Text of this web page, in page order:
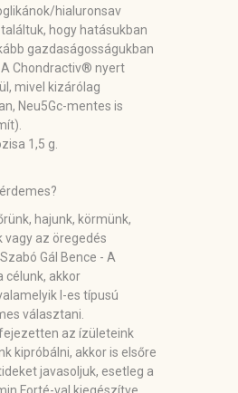
hialuronsav
hogy hatásukban
gazdaságosságukban
Chondractiv® nyert
mivel kizárólag
Neu5Gc-mentes is
1,5 g.
hajunk, körmünk,
vagy az öregedés
Gál Bence - A
célunk, akkor
I-es típusú
választani.
az ízületeink
kipróbálni, akkor is elsőre
javasoljuk, esetleg a